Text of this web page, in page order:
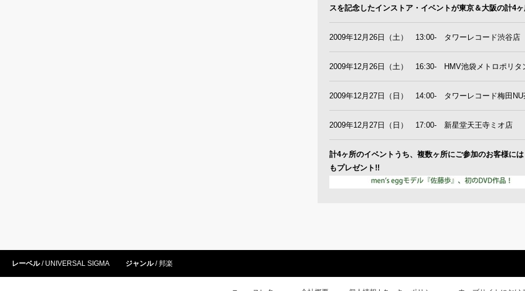
スを記念したインストア・イベントが東京＆大阪の計4
2009年12月26日（土） 13:00- タワーレコード渋谷店
2009年12月26日（土） 16:30- HMV池袋メトロポリタ
2009年12月27日（日） 14:00- タワーレコード梅田NU
2009年12月27日（日） 17:00- 新星堂天王寺ミオ店
計4ヶ所のイベントうち、複数ヶ所にご参加のお客様には
もプレゼント!!
レーベル UNIVERSAL SIGMA ジャンル 邦楽